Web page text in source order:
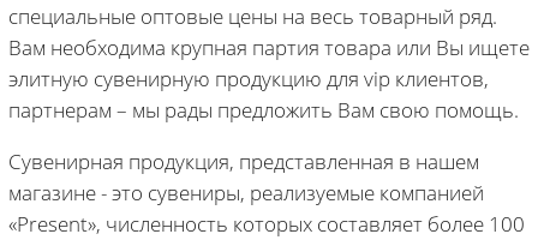
специальные оптовые цены на весь товарный ряд.
Вам необходима крупная партия товара или Вы ищете
элитную сувенирную продукцию для vip клиентов,
партнерам – мы рады предложить Вам свою помощь.
Сувенирная продукция, представленная в нашем
магазине - это сувениры, реализуемые компанией
«Present», численность которых составляет более 100